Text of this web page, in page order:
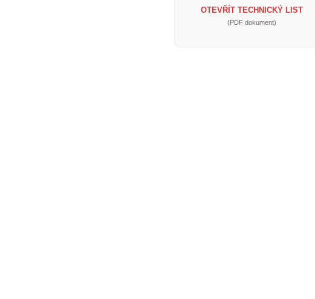
OTEVŘÍT TECHNICKÝ LIST
(PDF dokument)